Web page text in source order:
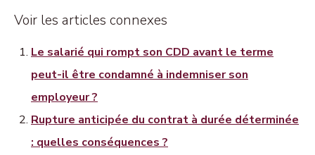
Voir les articles connexes
Le salarié qui rompt son CDD avant le terme
peut-il être condamné à indemniser son
employeur ?
Rupture anticipée du contrat à durée déterminée
: quelles conséquences ?